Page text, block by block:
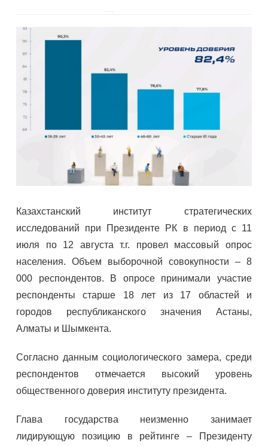
Казахстанский институт стратегических
исследований при Президенте РК в период с 11
июля по 12 августа т.г. провел массовый опрос
населения. Объем выборочной совокупности – 8
000 респондентов. В опросе принимали участие
респонденты старше 18 лет из 17 областей и
городов республиканского значения Астаны,
Алматы и Шымкента.
Согласно данным социологического замера, среди
респондентов отмечается высокий уровень
общественного доверия институту президента.
Глава государства неизменно занимает
лидирующую позицию в рейтинге – Президенту